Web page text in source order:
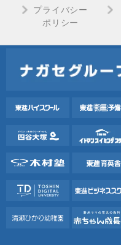
プライバシー
ポリシー